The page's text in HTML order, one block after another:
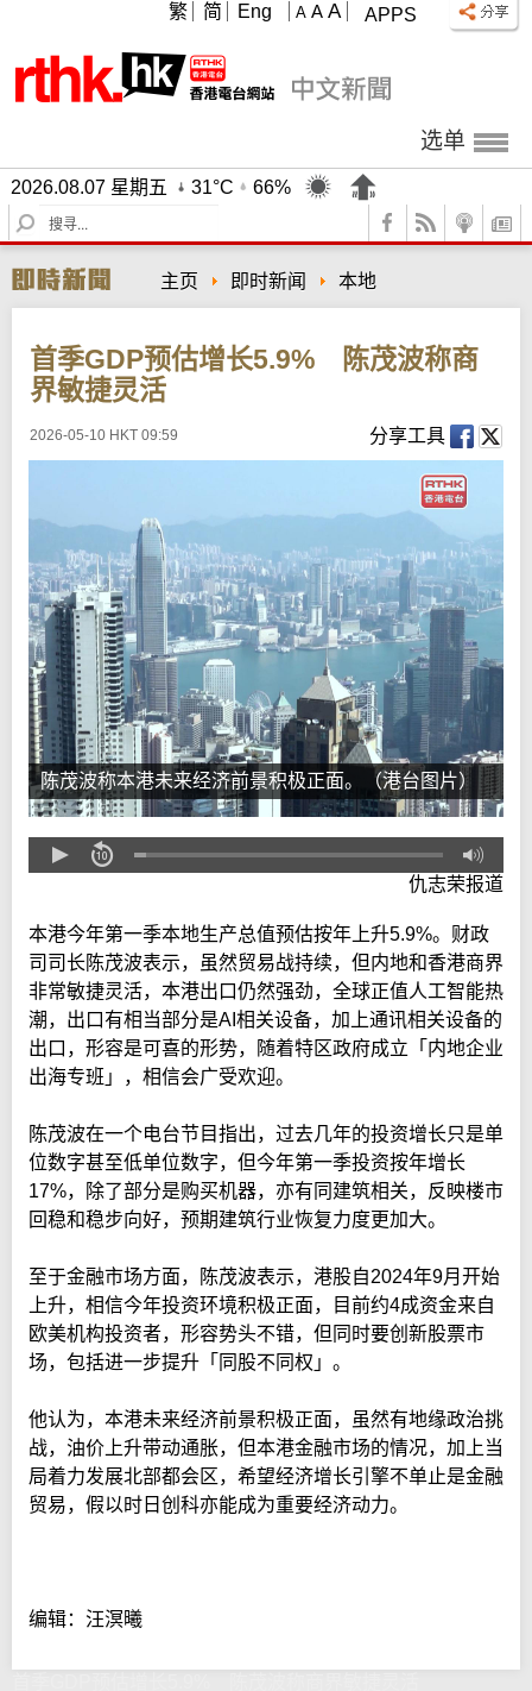
APPS
A A A
繁 简 Eng
选单
2026.08.07 星期五 31°C
66%
S
e
r
c
主页 即时新闻 本地
首季GDP预估增长5.9% 陈茂波称商
界敏捷灵活
2026-05-10 HKT 09:59 分享工具
陈茂波称本港未来经济前景积极正面。（港台图片）
仇志荣报道
本港今年第一季本地生产总值预估按年上升5.9%。财政
司司长陈茂波表示，虽然贸易战持续，但内地和香港商界
非常敏捷灵活，本港出口仍然强劲，全球正值人工智能热
潮，出口有相当部分是AI相关设备，加上通讯相关设备的
出口，形容是可喜的形势，随着特区政府成立「内地企业
出海专班」，相信会广受欢迎。
陈茂波在一个电台节目指出，过去几年的投资增长只是单
位数字甚至低单位数字，但今年第一季投资按年增长
17%，除了部分是购买机器，亦有同建筑相关，反映楼市
回稳和稳步向好，预期建筑行业恢复力度更加大。
至于金融市场方面，陈茂波表示，港股自2024年9月开始
上升，相信今年投资环境积极正面，目前约4成资金来自
欧美机构投资者，形容势头不错，但同时要创新股票市
场，包括进一步提升「同股不同权」。
他认为，本港未来经济前景积极正面，虽然有地缘政治挑
战，油价上升带动通胀，但本港金融市场的情况，加上当
局着力发展北部都会区，希望经济增长引擎不单止是金融
贸易，假以时日创科亦能成为重要经济动力。
编辑：汪溟曦